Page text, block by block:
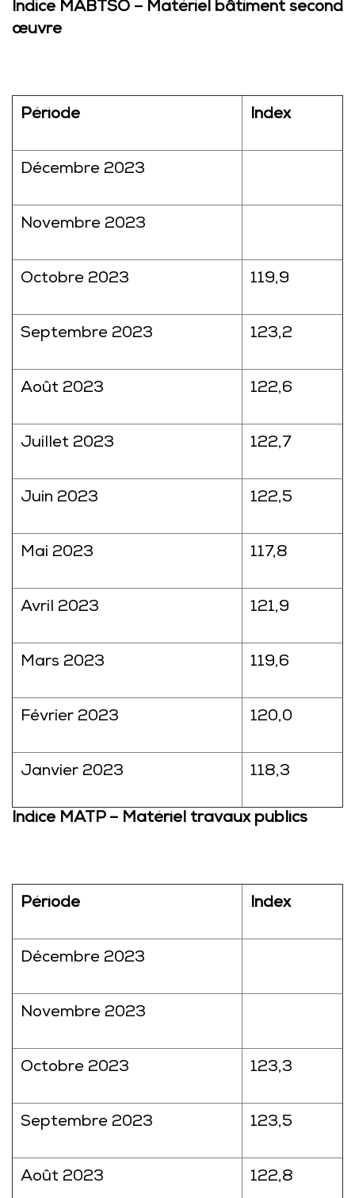
Indice MABTSO – Matériel bâtiment second
œuvre
Période Index
Décembre 2023
Novembre 2023
Octobre 2023 119,9
Septembre 2023 123,2
Août 2023 122,6
Juillet 2023 122,7
Juin 2023 122,5
Mai 2023 117,8
Avril 2023 121,9
Mars 2023 119,6
Février 2023 120,0
Janvier 2023 118,3
Indice MATP – Matériel travaux publics
Période Index
Décembre 2023
Novembre 2023
Octobre 2023 123,3
Septembre 2023 123,5
Août 2023 122,8